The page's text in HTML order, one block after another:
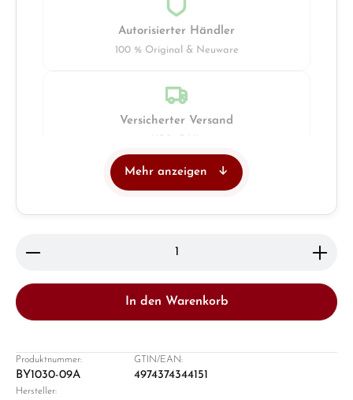
Autorisierter Händler
100 % Original & Neuware
Versicherter Versand
Mehr anzeigen
Produkt Anzahl: Gib den gewünschten Wert ein
In den Warenkorb
Produktnummer:
BY1030-09A
GTIN/EAN:
4974374344151
Hersteller: